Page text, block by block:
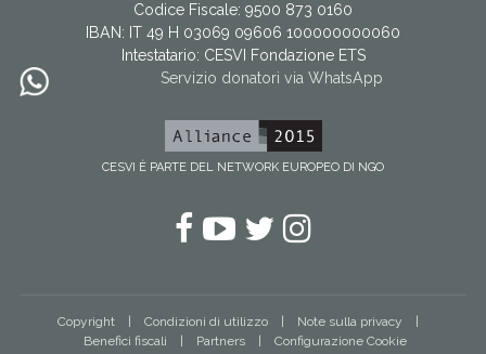
Codice Fiscale: 9500 873 0160
IBAN: IT 49 H 03069 09606 100000000060
Intestatario: CESVI Fondazione ETS
Servizio donatori via WhatsApp
CESVI È PARTE DEL NETWORK EUROPEO DI NGO
Facebook
YouTube
Twitter
Instagram
Copyright Condizioni di utilizzo
Note sulla privacy
Benefici fiscali
Partners Configurazione Cookie